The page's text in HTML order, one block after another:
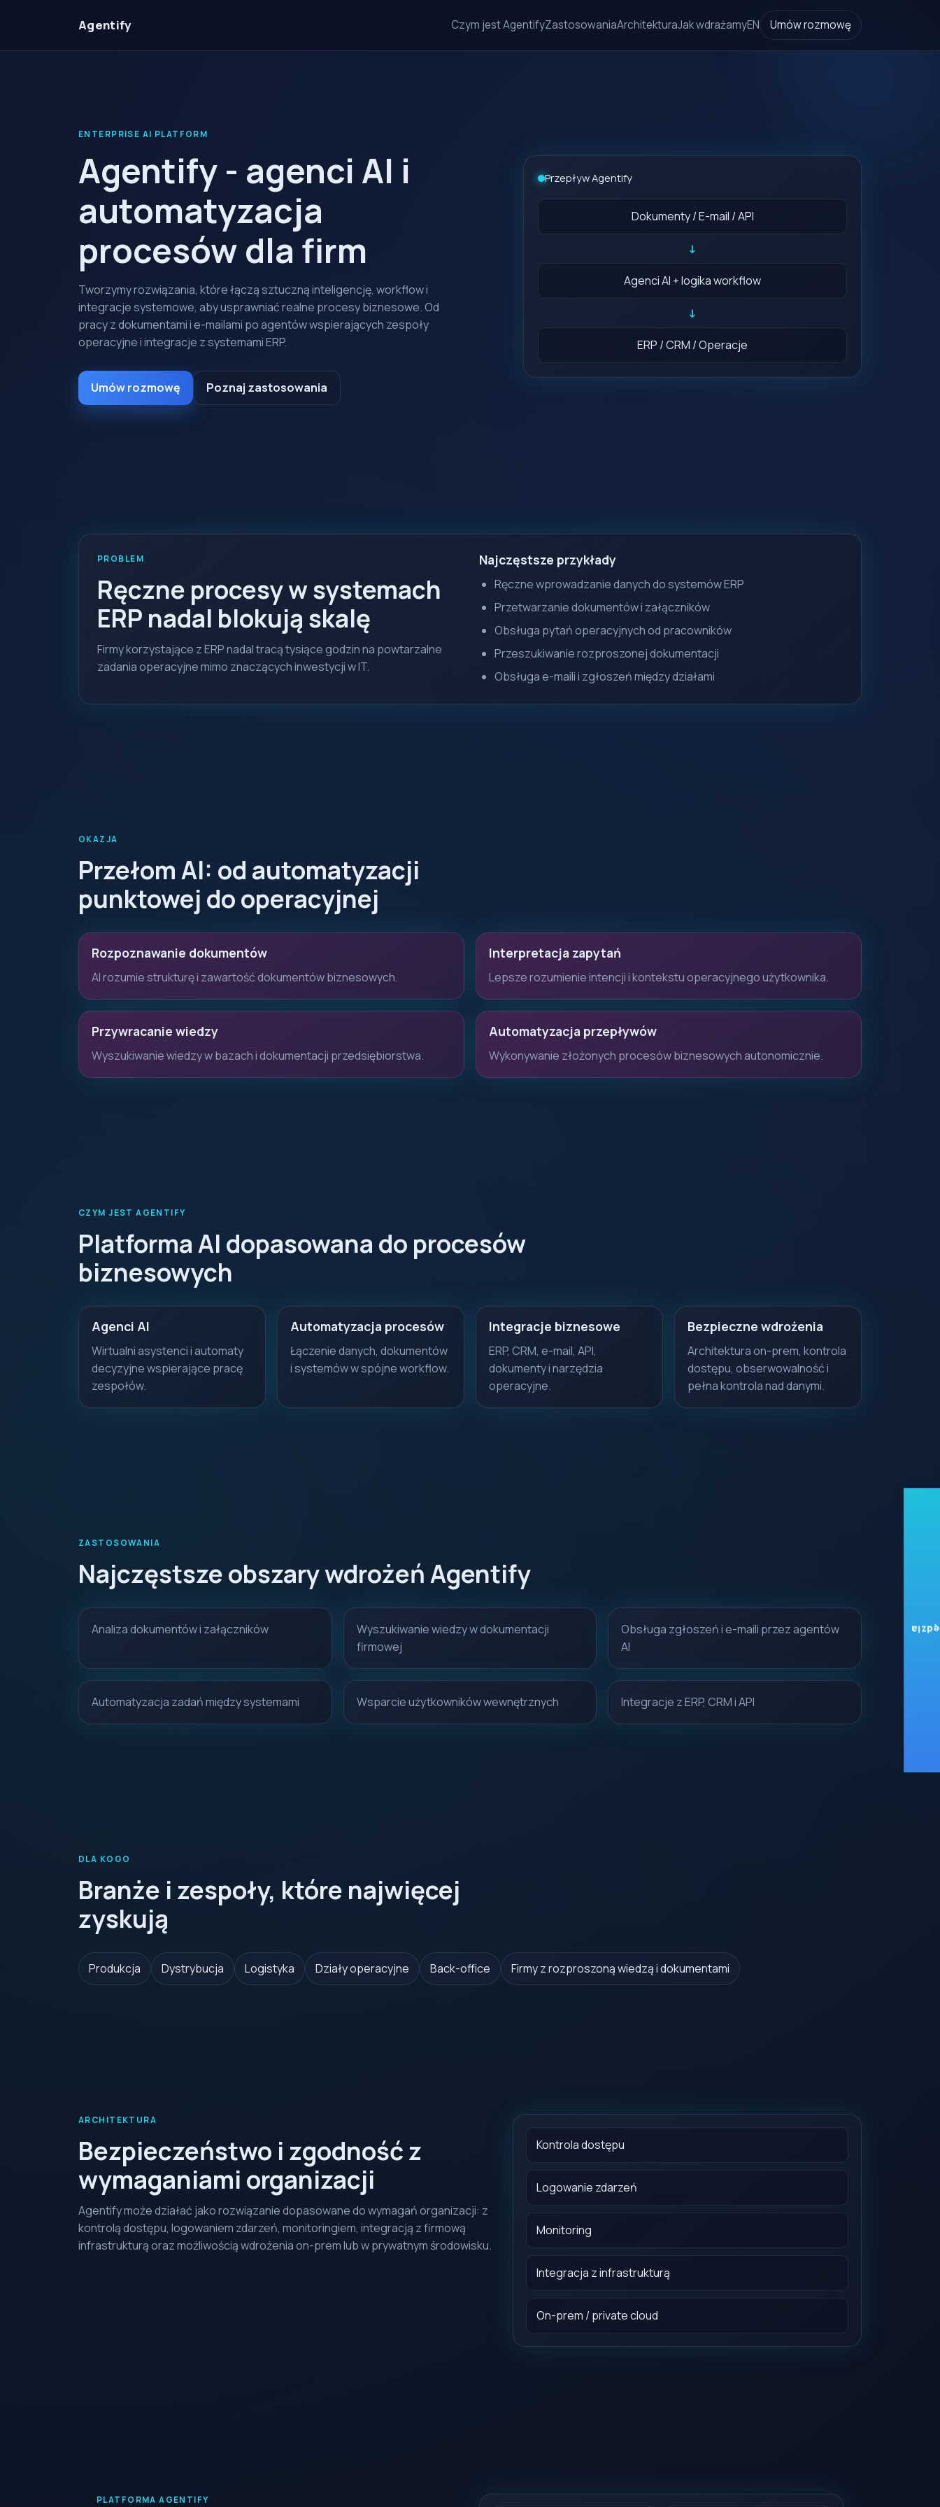
Agentify Czym jest AgentifyZastosowaniaArchitekturaJak wdrażamyEN Umów rozmowę
ENTERPRISE AI PLATFORM
Agentify - agenci AI i
automatyzacja
procesów dla firm
Tworzymy rozwiązania, które łączą sztuczną inteligencję, workflow i
integracje systemowe, aby usprawniać realne procesy biznesowe. Od
pracy z dokumentami i e-mailami po agentów wspierających zespoły
operacyjne i integracje z systemami ERP.
Umów rozmowę Poznaj zastosowania
Przepływ Agentify
Dokumenty / E-mail / API
↓
Agenci AI + logika workflow
↓
ERP / CRM / Operacje
PROBLEM
Ręczne procesy w systemach
ERP nadal blokują skalę
Firmy korzystające z ERP nadal tracą tysiące godzin na powtarzalne
zadania operacyjne mimo znaczących inwestycji w IT.
Najczęstsze przykłady
Ręczne wprowadzanie danych do systemów ERP
Przetwarzanie dokumentów i załączników
Obsługa pytań operacyjnych od pracowników
Przeszukiwanie rozproszonej dokumentacji
Obsługa e-maili i zgłoszeń między działami
OKAZJA
Przełom AI: od automatyzacji
punktowej do operacyjnej
Rozpoznawanie dokumentów
AI rozumie strukturę i zawartość dokumentów biznesowych.
Interpretacja zapytań
Lepsze rozumienie intencji i kontekstu operacyjnego użytkownika.
Przywracanie wiedzy
Wyszukiwanie wiedzy w bazach i dokumentacji przedsiębiorstwa.
Automatyzacja przepływów
Wykonywanie złożonych procesów biznesowych autonomicznie.
CZYM JEST AGENTIFY
Platforma AI dopasowana do procesów
biznesowych
Agenci AI
Wirtualni asystenci i automaty
decyzyjne wspierające pracę
zespołów.
Automatyzacja procesów
Łączenie danych, dokumentów
i systemów w spójne workflow.
Integracje biznesowe
ERP, CRM, e-mail, API,
dokumenty i narzędzia
operacyjne.
Bezpieczne wdrożenia
Architektura on-prem, kontrola
dostępu, obserwowalność i
pełna kontrola nad danymi.
ZASTOSOWANIA
Najczęstsze obszary wdrożeń Agentify
Analiza dokumentów i załączników
Wyszukiwanie wiedzy w dokumentacji
firmowej
Obsługa zgłoszeń i e-maili przez agentów
AI
Automatyzacja zadań między systemami Wsparcie użytkowników wewnętrznych Integracje z ERP, CRM i API
DLA KOGO
Branże i zespoły, które najwięcej
zyskują
Produkcja Dystrybucja Logistyka Działy operacyjne Back-office Firmy z rozproszoną wiedzą i dokumentami
ARCHITEKTURA
Bezpieczeństwo i zgodność z
wymaganiami organizacji
Agentify może działać jako rozwiązanie dopasowane do wymagań organizacji: z
kontrolą dostępu, logowaniem zdarzeń, monitoringiem, integracją z firmową
infrastrukturą oraz możliwością wdrożenia on-prem lub w prywatnym środowisku.
Kontrola dostępu
Logowanie zdarzeń
Monitoring
Integracja z infrastrukturą
On-prem / private cloud
PLATFORMA AGENTIFY